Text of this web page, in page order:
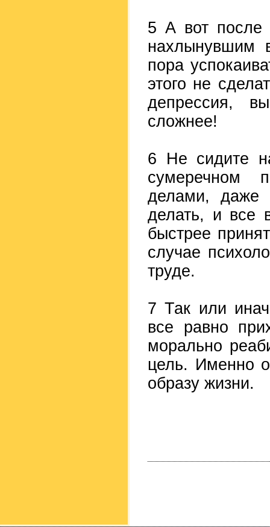
5 А вот после
нахлынувшим
пора
этого не
депрессия,
сложнее!
6 Не сидите
сумеречном
делами, даже
делать, и все
быстрее
случае
труде.
7 Так или
все равно
морально
цель. Именно
образу жизни.